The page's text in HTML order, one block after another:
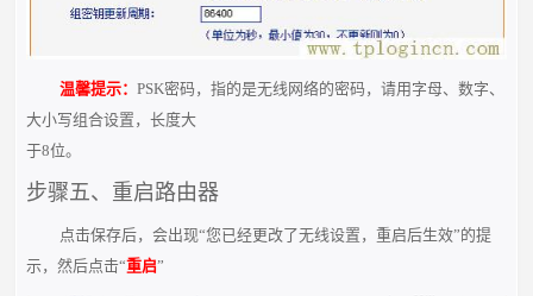
温馨提示： PSK密码，指的是无线网络的密码，请用字母、数字、
大小写组合设置，长度大
于8位。
步骤五、重启路由器
点击保存后，会出现“您已经更改了无线设置，重启后生效”的提
示，然后点击“重启”